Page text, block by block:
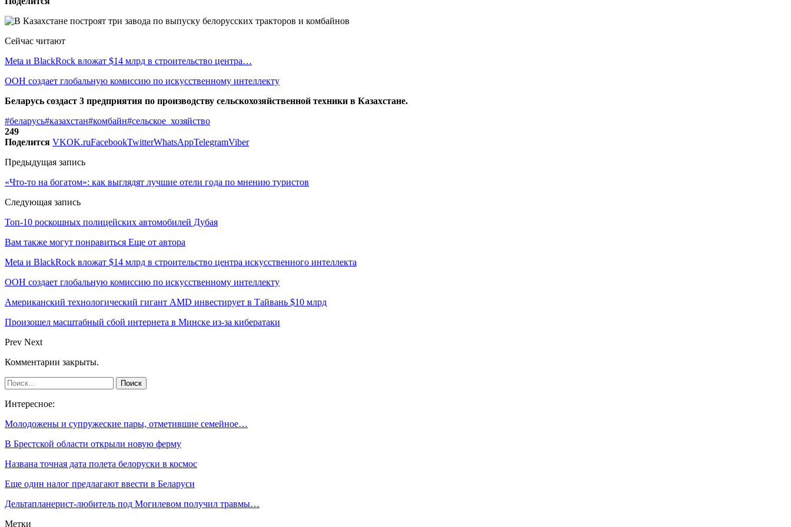
Сейчас читают
Meta и BlackRock вложат $14 млрд в строительство центра…
ООН создает глобальную комиссию по искусственному интеллекту
Беларусь создаст 3 предприятия по производству сельскохозяйственной техники в Казахстане.
#беларусь#казахстан#комбайн#сельское_хозяйство
249
Поделится VKOK.ruFacebookTwitterWhatsAppTelegramViber
Предыдущая запись
«Что-то на богатом»: как выглядят лучшие отели года по мнению туристов
Следующая запись
Топ-10 роскошных полицейских автомобилей Дубая
Вам также могут понравиться Еще от автора
Meta и BlackRock вложат $14 млрд в строительство центра искусственного интеллекта
ООН создает глобальную комиссию по искусственному интеллекту
Американский технологический гигант AMD инвестирует в Тайвань $10 млрд
Произошел масштабный сбой интернета в Минске из-за кибератаки
Prev Next
Комментарии закрыты.
Интересное:
Молодожены и супружеские пары, отметившие семейное…
В Брестской области открыли новую ферму
Названа точная дата полета белоруски в космос
Еще один налог предлагают ввести в Беларуси
Дельтапланерист-любитель под Могилевом получил травмы…
Метки